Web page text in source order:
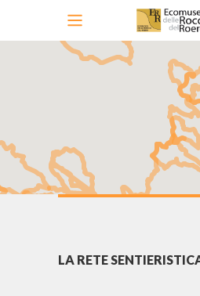
LA RETE